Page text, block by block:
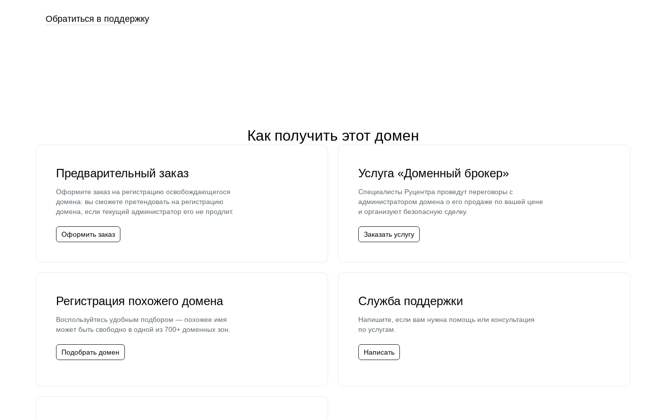
Обратиться в поддержку
Как получить этот домен
Предварительный заказ
Оформите заказ на регистрацию освобождающегося
домена: вы сможете претендовать на регистрацию
домена, если текущий администратор его не продлит.
Оформить заказ
Услуга «Доменный брокер»
Специалисты Руцентра проведут переговоры с
администратором домена о его продаже по вашей цене
и организуют безопасную сделку.
Заказать услугу
Регистрация похожего домена
Воспользуйтесь удобным подбором — похожее имя
может быть свободно в одной из 700+ доменных зон.
Подобрать домен
Служба поддержки
Напишите, если вам нужна помощь или консультация
по услугам.
Написать